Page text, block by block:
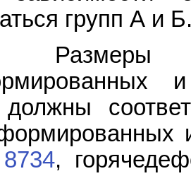
групп А и
,